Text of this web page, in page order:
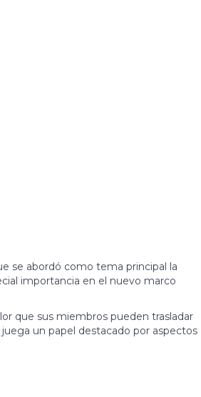
se abordó como tema principal la
importancia en el nuevo marco
que sus miembros pueden trasladar
un papel destacado por aspectos